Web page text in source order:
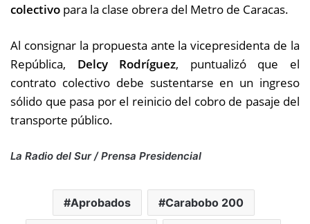
colectivo para la clase obrera del Metro de Caracas.
Al consignar la propuesta ante la vicepresidenta de la
República, Delcy Rodríguez, puntualizó que el
contrato colectivo debe sustentarse en un ingreso
sólido que pasa por el reinicio del cobro de pasaje del
transporte público.
La Radio del Sur / Prensa Presidencial
Aprobados Carabobo 200